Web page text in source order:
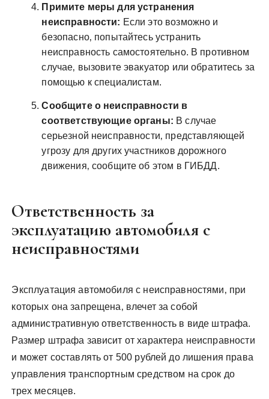
Примите меры для устранения
неисправности: Если это возможно и
безопасно‚ попытайтесь устранить
неисправность самостоятельно. В противном
случае‚ вызовите эвакуатор или обратитесь за
помощью к специалистам.
Сообщите о неисправности в
соответствующие органы: В случае
серьезной неисправности‚ представляющей
угрозу для других участников дорожного
движения‚ сообщите об этом в ГИБДД.
Ответственность за
эксплуатацию автомобиля с
неисправностями
Эксплуатация автомобиля с неисправностями‚ при
которых она запрещена‚ влечет за собой
административную ответственность в виде штрафа.
Размер штрафа зависит от характера неисправности
и может составлять от 500 рублей до лишения права
управления транспортным средством на срок до
трех месяцев.